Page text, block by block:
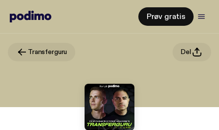
Prøv gratis
Transferguru Del